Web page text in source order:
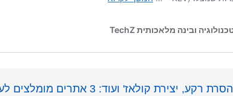
הסרת רקע, יצירת קולאז' ועוד: 3 אתרים מומלצים לעיצוב וגרפיקה